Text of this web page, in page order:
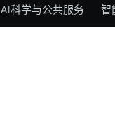
AI科学与公共服务 智